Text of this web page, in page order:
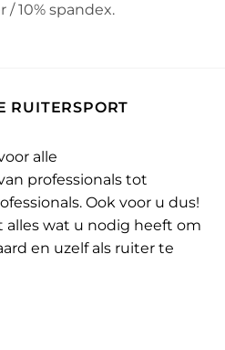
/ 10% spandex.
RUITERSPORT
alle
professionals tot
Ook voor u dus!
alles wat u nodig heeft om
en uzelf als ruiter te